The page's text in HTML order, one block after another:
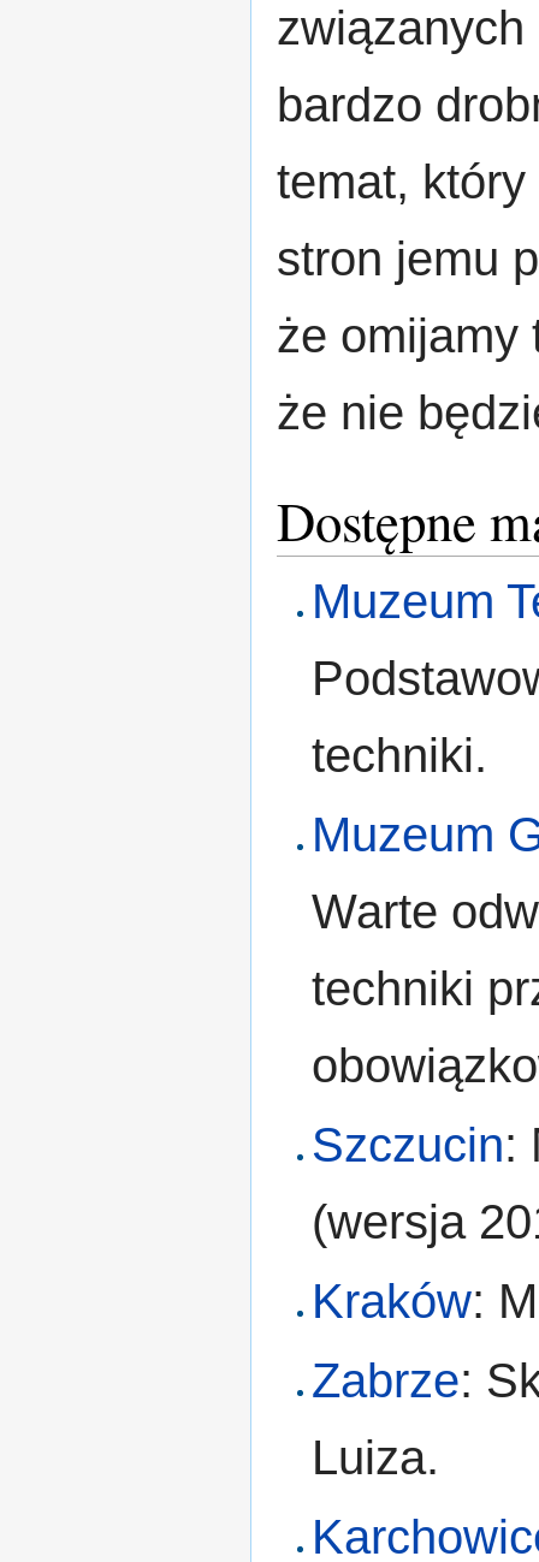
bardzo
temat,
stron jemu
że omijamy
że nie
Dostępne
Muzeum
techniki.
Muzeum
Warte
techniki
Szczucin:
(wersja
Kraków:
Zabrze:
Luiza.